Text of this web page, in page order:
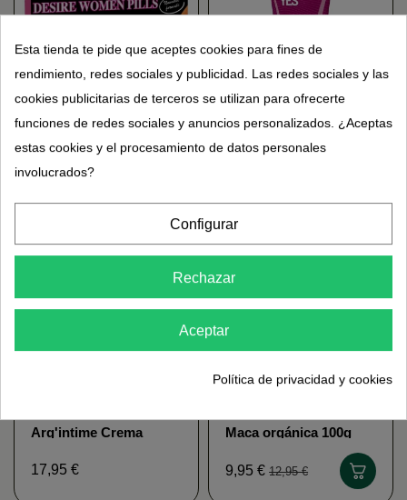
Desire mujeres píldoras
20 cápsulas Vital
Yes VM Gel Íntimo
Arg'intime Crema
coloidal 200ppm
Vecteur Energy
17,95 €
Maca orgánica 100g
sexual Fructivia
9,95 €12,95 €
Esta tienda te pide que aceptes cookies para fines de
rendimiento, redes sociales y publicidad. Las redes sociales y las
cookies publicitarias de terceros se utilizan para ofrecerte
funciones de redes sociales y anuncios personalizados. ¿Aceptas
estas cookies y el procesamiento de datos personales
involucrados?
Configurar
Rechazar
Aceptar
Política de privacidad y cookies